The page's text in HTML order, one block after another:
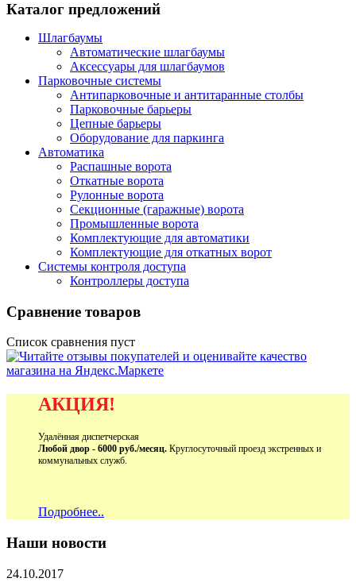
Каталог предложений
Шлагбаумы
Автоматические шлагбаумы
Аксессуары для шлагбаумов
Парковочные системы
Антипарковочные и антитаранные столбы
Парковочные барьеры
Цепные барьеры
Оборудование для паркинга
Автоматика
Распашные ворота
Откатные ворота
Рулонные ворота
Секционные (гаражные) ворота
Промышленные ворота
Комплектующие для автоматики
Комплектующие для откатных ворот
Системы контроля доступа
Контроллеры доступа
Сравнение товаров
Список сравнения пуст
АКЦИЯ!
Удалённая диспетчерская
Любой двор - 6000 руб./месяц. Круглосуточный проезд экстренных и
коммунальных служб.
Подробнее..
Наши новости
24.10.2017